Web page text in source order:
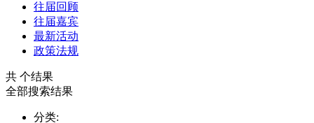
往届回顾
往届嘉宾
最新活动
政策法规
共 个结果
全部搜索结果
分类: